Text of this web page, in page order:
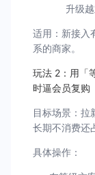
升级
适用：新接入
系的商家。
玩法 2：用「
时逼会员复购
目标场景：拉
长期不消费还
具体操作：